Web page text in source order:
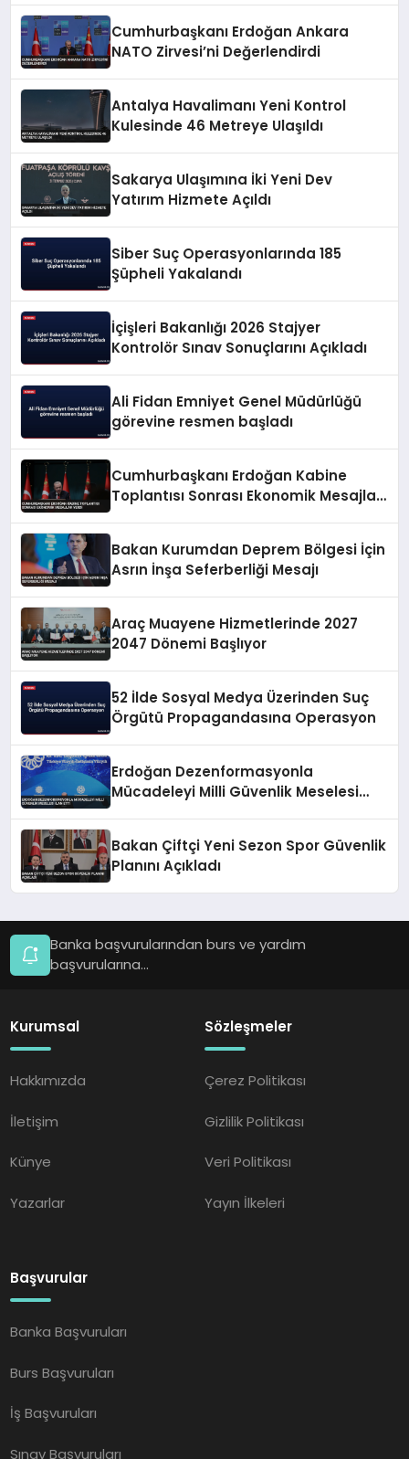
Cumhurbaşkanı Erdoğan Ankara
NATO Zirvesi’ni Değerlendirdi
Antalya Havalimanı Yeni Kontrol
Kulesinde 46 Metreye Ulaşıldı
Sakarya Ulaşımına İki Yeni Dev
Yatırım Hizmete Açıldı
Siber Suç Operasyonlarında 185
Şüpheli Yakalandı
İçişleri Bakanlığı 2026 Stajyer
Kontrolör Sınav Sonuçlarını Açıkladı
Ali Fidan Emniyet Genel Müdürlüğü
görevine resmen başladı
Cumhurbaşkanı Erdoğan Kabine
Toplantısı Sonrası Ekonomik Mesajlar
Bakan Kurumdan Deprem Bölgesi İçin
Asrın İnşa Seferberliği Mesajı
Araç Muayene Hizmetlerinde 2027
2047 Dönemi Başlıyor
52 İlde Sosyal Medya Üzerinden Suç
Örgütü Propagandasına Operasyon
Erdoğan Dezenformasyonla
Mücadeleyi Milli Güvenlik Meselesi
Bakan Çiftçi Yeni Sezon Spor Güvenlik
Planını Açıkladı
Banka başvurularından burs ve yardım
başvurularına...
Kurumsal
Hakkımızda
İletişim
Künye
Yazarlar
Sözleşmeler
Çerez Politikası
Gizlilik Politikası
Veri Politikası
Yayın İlkeleri
Başvurular
Banka Başvuruları
Burs Başvuruları
İş Başvuruları
Sınav Başvuruları